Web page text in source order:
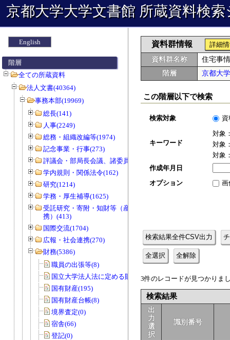
京都大学大学文書館 所蔵資料検
English
階層
全ての所蔵資料
法人文書(40364)
事務本部(19969)
総長(141)
人事(2249)
総務・組織改編等(1974)
記念事業・行事(273)
評議会・部局長会議、諸委員会等(1466)
学内規則・関係法令(162)
研究(1214)
学務・厚生補導(1625)
受託研究・寄附・知財等（産官学連
携）(413)
国際交流(1704)
広報・社会連携(270)
財務(5386)
職員の出張等(8)
国立大学法人法に定める財務諸表等(3)
国有財産(195)
国有財産台帳(8)
境界査定(0)
宿舎(66)
登記(0)
資料群情報
詳細
資料群名称
住宅事
階層
京都大
この階層以下で検索
検索対象 資
キーワード
対象
対象
対象
作成年月日
オプション
画
検索結果全件CSV出力
全選択 全解除
3件のレコードが見つかりま
検索結果
出
力
選
択
識別番号